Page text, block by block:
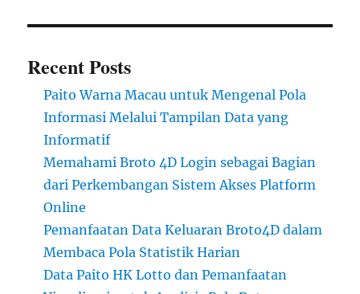
Recent Posts
Paito Warna Macau untuk Mengenal Pola
Informasi Melalui Tampilan Data yang
Informatif
Memahami Broto 4D Login sebagai Bagian
dari Perkembangan Sistem Akses Platform
Online
Pemanfaatan Data Keluaran Broto4D dalam
Membaca Pola Statistik Harian
Data Paito HK Lotto dan Pemanfaatan